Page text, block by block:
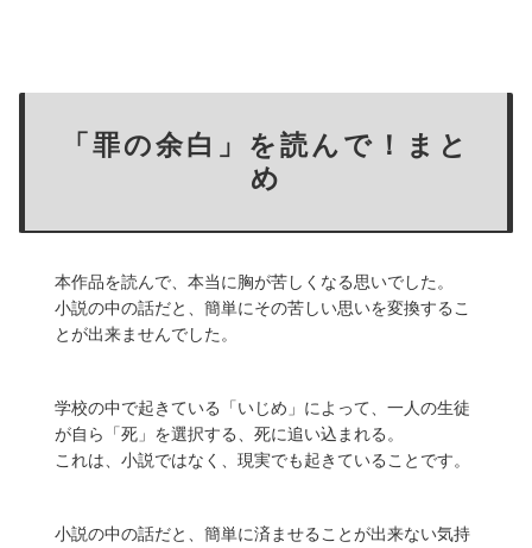
「罪の余白」を読んで！まと
め
本作品を読んで、本当に胸が苦しくなる思いでした。
小説の中の話だと、簡単にその苦しい思いを変換するこ
とが出来ませんでした。
学校の中で起きている「いじめ」によって、一人の生徒
が自ら「死」を選択する、死に追い込まれる。
これは、 小説ではなく、現実でも起きていること です。
小説の中の話だと、簡単に済ませることが出来ない気持